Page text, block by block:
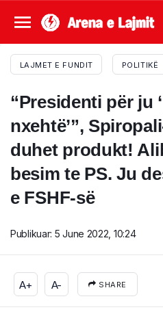
LAJMET E FUNDIT POLITIKË
“Presidenti për ju
nxehtë’”,
duhet produkt!
besim te PS. Ju
e FSHF-së
Publikuar: 5 June 2022, 10:24
A+ A- SHARE